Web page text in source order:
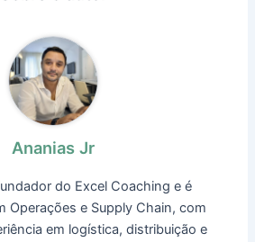
Ananias Jr
do Excel Coaching e é
Operações e Supply Chain, com
em logística, distribuição e